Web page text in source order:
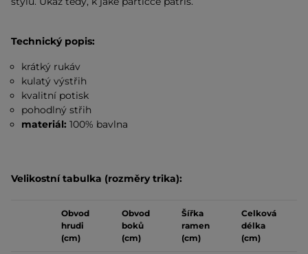
Technický popis:
krátký rukáv
kulatý výstřih
kvalitní potisk
pohodlný střih
materiál:100% bavlna
Velikostní tabulka (rozměry trika):
Obvod
hrudi
(cm)
Obvod
boků
(cm)
Šířka
ramen
(cm)
Celková
délka
(cm)